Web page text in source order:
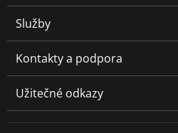
Služby
Kontakty a podpora
Užitečné odkazy